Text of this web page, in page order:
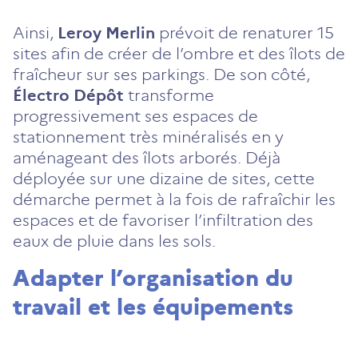
Ainsi, Leroy Merlin prévoit de renaturer 15
sites afin de créer de l’ombre et des îlots de
fraîcheur sur ses parkings. De son côté,
Électro Dépôt transforme
progressivement ses espaces de
stationnement très minéralisés en y
aménageant des îlots arborés. Déjà
déployée sur une dizaine de sites, cette
démarche permet à la fois de rafraîchir les
espaces et de favoriser l’infiltration des
eaux de pluie dans les sols.
Adapter l’organisation du
travail et les équipements